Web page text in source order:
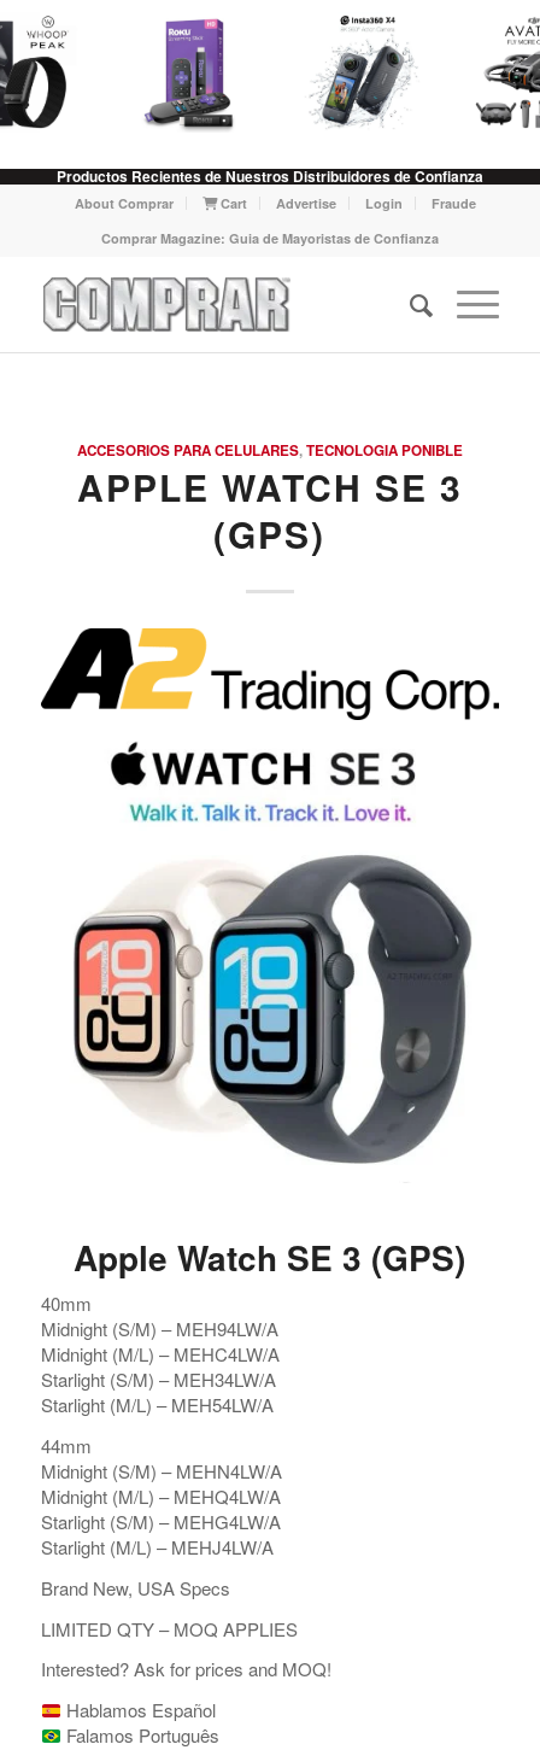
Productos Recientes de Nuestros Distribuidores de Confianza
About Comprar Cart Advertise Login
Fraude
Comprar Magazine: Guia de Mayoristas de Confianza
ACCESORIOS PARA CELULARES,TECNOLOGIA PONIBLE
APPLE WATCH SE 3
(GPS)
Apple Watch SE 3 (GPS)
40mm
Midnight (S/M) – MEH94LW/A
Midnight (M/L) – MEHC4LW/A
Starlight (S/M) – MEH34LW/A
Starlight (M/L) – MEH54LW/A
44mm
Midnight (S/M) – MEHN4LW/A
Midnight (M/L) – MEHQ4LW/A
Starlight (S/M) – MEHG4LW/A
Starlight (M/L) – MEHJ4LW/A
Brand New, USA Specs
LIMITED QTY – MOQ APPLIES
Interested? Ask for prices and MOQ!
Hablamos Español
Falamos Português